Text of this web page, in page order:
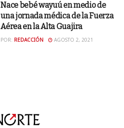
Nace bebé wayuú en medio de
una jornada médica de la Fuerza
Aérea en la Alta Guajira
POR: REDACCIÓN AGOSTO 2, 2021